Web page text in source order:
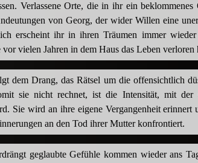
Verlassene Orte, die in ihr ein
von Georg, der wider Willen eine
erscheint ihr in ihren Träumen immer
vielen Jahren in dem Haus das Leben verloren
dem Drang, das Rätsel um die offensichtlich
sie nicht rechnet, ist die Intensität, mit der
Sie wird an ihre eigene Vergangenheit erinnert
an den Tod ihrer Mutter konfrontiert.
geglaubte Gefühle kommen wieder ans